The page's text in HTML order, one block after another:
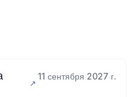
11 сентября 2027 г.